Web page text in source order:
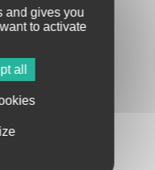
and gives you
to activate
all